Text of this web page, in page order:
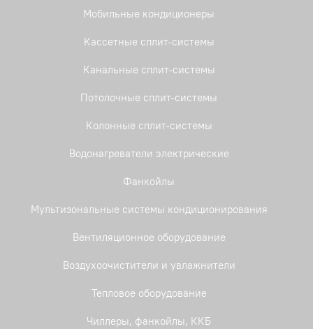
Мобильные кондиционеры
Кассетные сплит-системы
Канальные сплит-системы
Потолочные сплит-системы
Колонные сплит-системы
Водонагреватели электрические
Фанкойлы
Мультизональные системы кондиционирования
Вентиляционное оборудование
Воздухоочистители и увлажнители
Тепловое оборудование
Чиллеры, фанкойлы, ККБ